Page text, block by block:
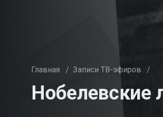
Главная / Записи ТВ-эфиров /
Нобелевские